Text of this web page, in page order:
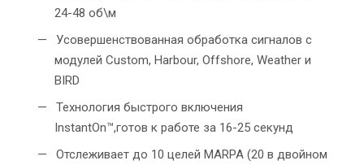
24-48 об\м
Усовершенствованная обработка сигналов с
модулей Custom, Harbour, Offshore, Weather и
BIRD
Технология быстрого включения
InstantOn™,готов к работе за 16-25 секунд
Отслеживает до 10 целей MARPA (20 в двойном